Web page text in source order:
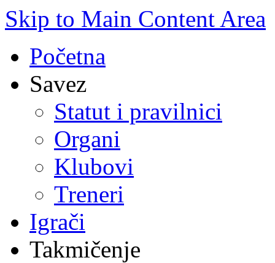
Skip to Main Content Area
Početna
Savez
Statut i pravilnici
Organi
Klubovi
Treneri
Igrači
Takmičenje